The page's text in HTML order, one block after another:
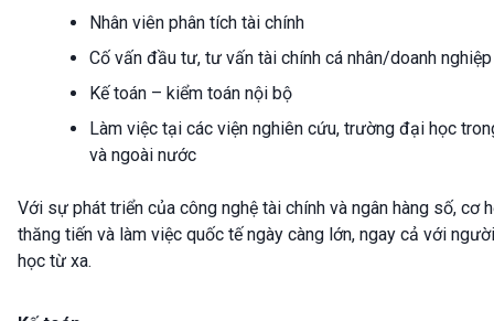
Nhân viên phân tích tài chính
Cố vấn đầu tư, tư vấn tài chính cá nhân/doanh nghiệp
Kế toán – kiểm toán nội bộ
Làm việc tại các viện nghiên cứu, trường đại học
và ngoài nước
Với sự phát triển của công nghệ tài chính và ngân hàng số, cơ
thăng tiến và làm việc quốc tế ngày càng lớn, ngay cả với người
học từ xa.